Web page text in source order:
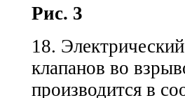
Рис. 3
18.
клапанов во
производится в